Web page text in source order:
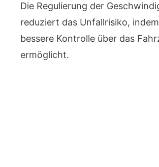
Die Regulierung der
reduziert das Unfallrisiko,
bessere Kontrolle über das
ermöglicht.